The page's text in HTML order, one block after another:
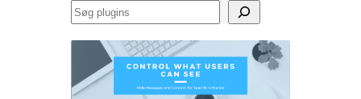
Søg